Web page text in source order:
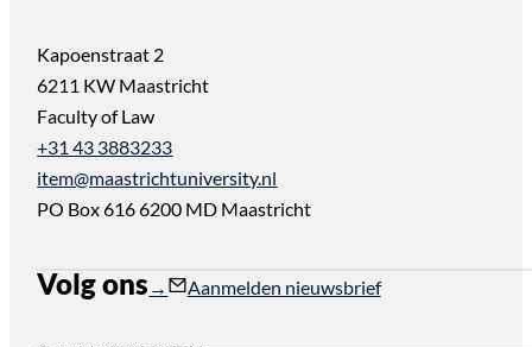
Kapoenstraat 2
6211 KW Maastricht
Faculty of Law
+31 43 3883233
item@maastrichtuniversity.nl
PO Box 616 6200 MD Maastricht
Volg ons Follow us on Instagram
Follow us on YouTube
Aanmelden nieuwsbrief